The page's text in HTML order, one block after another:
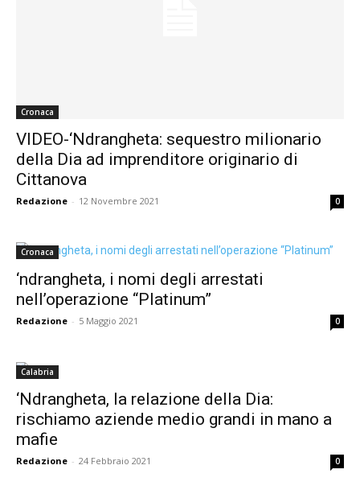
Cronaca
VIDEO-‘Ndrangheta: sequestro milionario
della Dia ad imprenditore originario di
Cittanova
Redazione - 12 Novembre 2021 0
Cronaca
‘ndrangheta, i nomi degli arrestati
nell’operazione “Platinum”
Redazione - 5 Maggio 2021 0
Calabria
‘Ndrangheta, la relazione della Dia:
rischiamo aziende medio grandi in mano a
mafie
Redazione - 24 Febbraio 2021 0